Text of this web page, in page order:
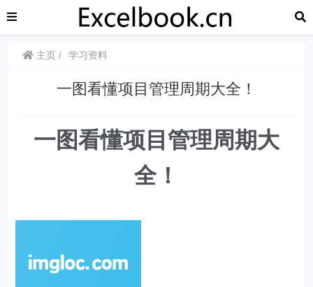
主页 学习资料
一图看懂项目管理周期大全！
一图看懂项目管理周期大
全！